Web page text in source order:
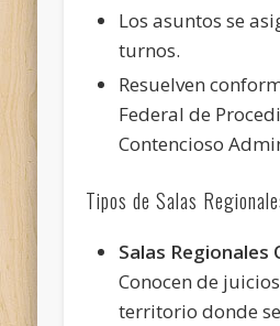
Los asuntos se
turnos.
Resuelven
Federal de
Contencioso
Tipos de Salas
Salas Regionales
Conocen de
territorio donde